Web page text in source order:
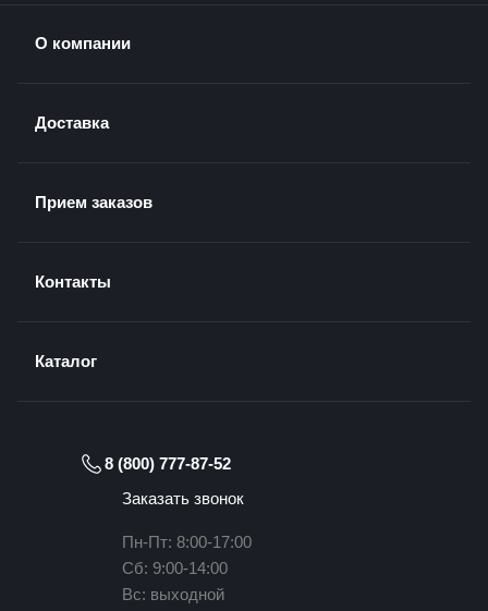
О компании
Доставка
Прием заказов
Контакты
Каталог
8 (800) 777-87-52
Заказать звонок
Пн-Пт: 8:00-17:00
Сб: 9:00-14:00
Вс: выходной